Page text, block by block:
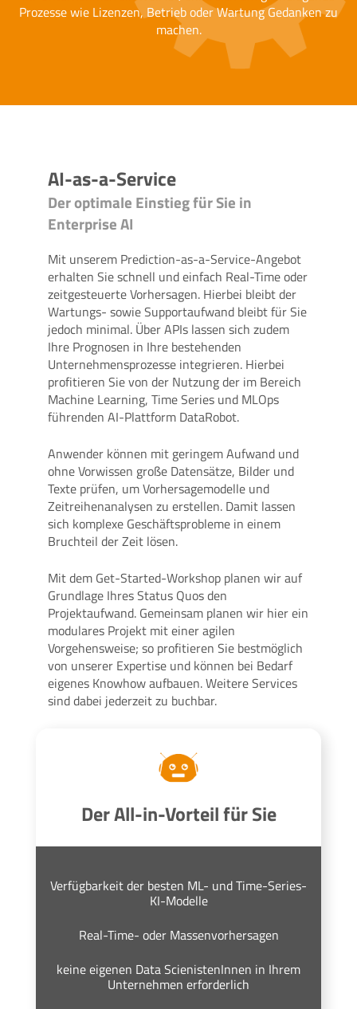
Prozesse wie Lizenzen, Betrieb oder Wartung Gedanken zu
machen.
AI-as-a-Service
Der optimale Einstieg für Sie in
Enterprise AI
Mit unserem Prediction-as-a-Service-Angebot
erhalten Sie schnell und einfach Real-Time oder
zeitgesteuerte Vorhersagen. Hierbei bleibt der
Wartungs- sowie Supportaufwand bleibt für Sie
jedoch minimal. Über APIs lassen sich zudem
Ihre Prognosen in Ihre bestehenden
Unternehmensprozesse integrieren. Hierbei
profitieren Sie von der Nutzung der im Bereich
Machine Learning, Time Series und MLOps
führenden AI-Plattform DataRobot.
Anwender können mit geringem Aufwand und
ohne Vorwissen große Datensätze, Bilder und
Texte prüfen, um Vorhersagemodelle und
Zeitreihenanalysen zu erstellen. Damit lassen
sich komplexe Geschäftsprobleme in einem
Bruchteil der Zeit lösen.
Mit dem Get-Started-Workshop planen wir auf
Grundlage Ihres Status Quos den
Projektaufwand. Gemeinsam planen wir hier ein
modulares Projekt mit einer agilen
Vorgehensweise; so profitieren Sie bestmöglich
von unserer Expertise und können bei Bedarf
eigenes Knowhow aufbauen. Weitere Services
sind dabei jederzeit zu buchbar.
Der All-in-Vorteil für Sie
Verfügbarkeit der besten ML- und Time-Series-
KI-Modelle
Real-Time- oder Massenvorhersagen
keine eigenen Data ScienistenInnen in Ihrem
Unternehmen erforderlich